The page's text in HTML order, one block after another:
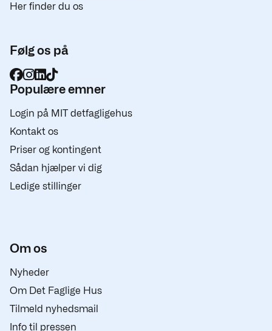
Her finder du os
Følg os på
Populære emner
Login på MIT detfagligehus
Kontakt os
Priser og kontingent
Sådan hjælper vi dig
Ledige stillinger
Om os
Nyheder
Om Det Faglige Hus
Tilmeld nyhedsmail
Info til pressen